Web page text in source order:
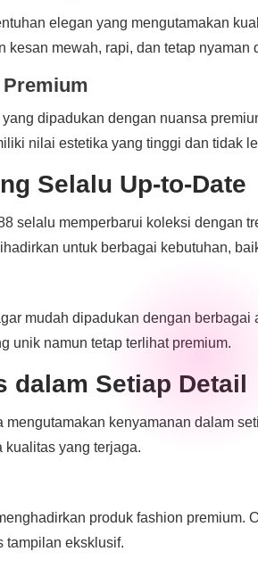
elegan yang mengutamakan
mewah, rapi, dan tetap
dipadukan dengan nuansa
nilai estetika yang tinggi dan tidak
Selalu Up-to-Date
selalu memperbarui koleksi dengan
untuk berbagai kebutuhan,
mudah dipadukan dengan
unik namun tetap terlihat premium.
Setiap Detail
kenyamanan dalam
yang terjaga.
produk fashion
tampilan eksklusif.